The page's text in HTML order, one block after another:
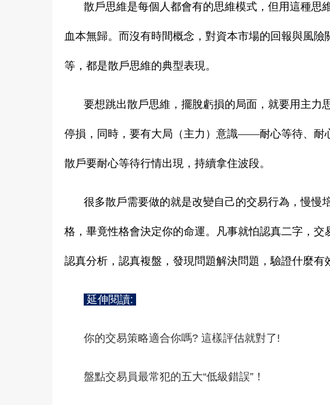
散戶思維是每個人都會有的思維模式，但用這種思
血本無歸。而沒有時間概念，對資本市場的回報與風
等，都是散戶思維的典型表現。
要想跳出散戶思維，擺脫虧損的局面，就要用主力
停損，同時，要有大局（主力）意識——耐心等待、耐
散戶要耐心等待行情出現，持續拿住波段。
很多散戶需要做的就是改變自己的交易行為，慢慢
格，畢竟性格會決定你的命運。凡事就怕認真二字，
認真分析，認真複盤，發現問題解決問題，驗證什麼有
延伸閱讀:
你的交易策略適合你嗎? 這樣評估就對了!
盤點交易員最常犯的五大“低級錯誤”！